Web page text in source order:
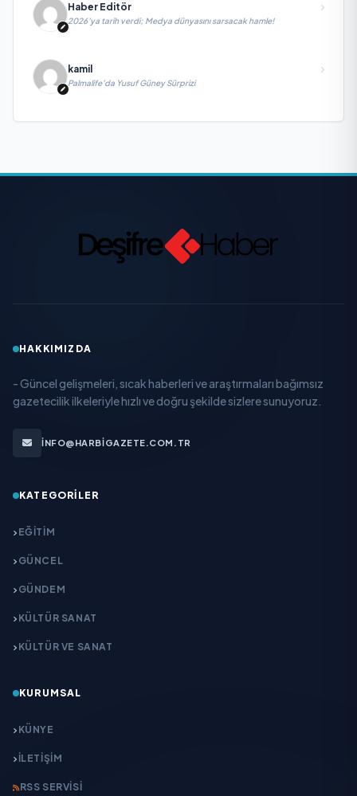
Haber Editör
2026’ya tarih verdi; Medya dünyasını sarsacak hamle!
kamil
Palmalife’da Yusuf Güney Sürprizi
HAKKIMIZDA
- Güncel gelişmeleri, sıcak haberleri ve araştırmaları bağımsız
gazetecilik ilkeleriyle hızlı ve doğru şekilde sizlere sunuyoruz.
INFO@HARBIGAZETE.COM.TR
KATEGORILER
EĞITIM
GÜNCEL
GÜNDEM
KÜLTÜR SANAT
KÜLTÜR VE SANAT
KURUMSAL
KÜNYE
İLETIŞIM
RSS SERVISI